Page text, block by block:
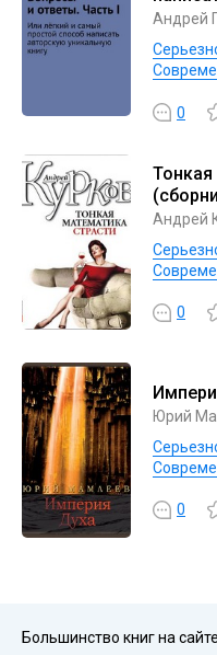
книгу
Андрей
0
Тонкая
Андрей
0
Юрий
0
Большинство книг на